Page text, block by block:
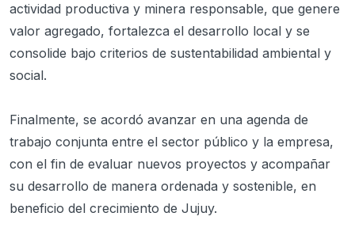
actividad productiva y minera responsable, que genere
valor agregado, fortalezca el desarrollo local y se
consolide bajo criterios de sustentabilidad ambiental y
social.
Finalmente, se acordó avanzar en una agenda de
trabajo conjunta entre el sector público y la empresa,
con el fin de evaluar nuevos proyectos y acompañar
su desarrollo de manera ordenada y sostenible, en
beneficio del crecimiento de Jujuy.